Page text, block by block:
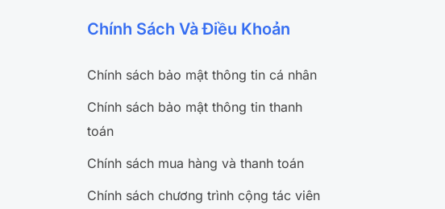
Chính Sách Và Điều Khoản
Chính sách bảo mật thông tin cá nhân
Chính sách bảo mật thông tin thanh
toán
Chính sách mua hàng và thanh toán
Chính sách chương trình cộng tác viên